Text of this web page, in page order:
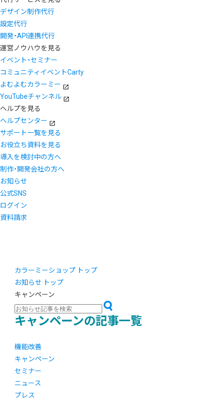
デザイン制作代行
設定代行
開発・API連携代行
運営ノウハウを見る
イベント・セミナー
コミュニティイベントCarty
よむよむカラーミー
YouTubeチャンネル
ヘルプを見る
ヘルプセンター
サポート一覧を見る
お役立ち資料を見る
導入を検討中の方へ
制作・開発会社の方へ
お知らせ
公式SNS
ログイン
資料請求
カラーミーショップ トップ
お知らせ トップ
キャンペーン
キャンペーンの記事一覧
機能改善
キャンペーン
セミナー
ニュース
プレス